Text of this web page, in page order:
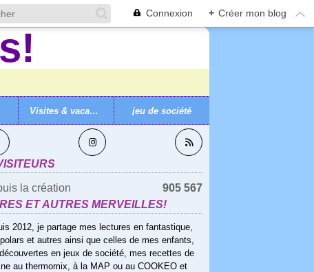
Connexion + Créer mon blog
Visites & vacances jeu de société
MOI
la création
905 567
ET AUTRES MERVEILLES!
2012, je partage mes lectures en fantastique,
et autres ainsi que celles de mes enfants,
en jeux de société, mes recettes de
au thermomix, à la MAP ou au COOKEO et